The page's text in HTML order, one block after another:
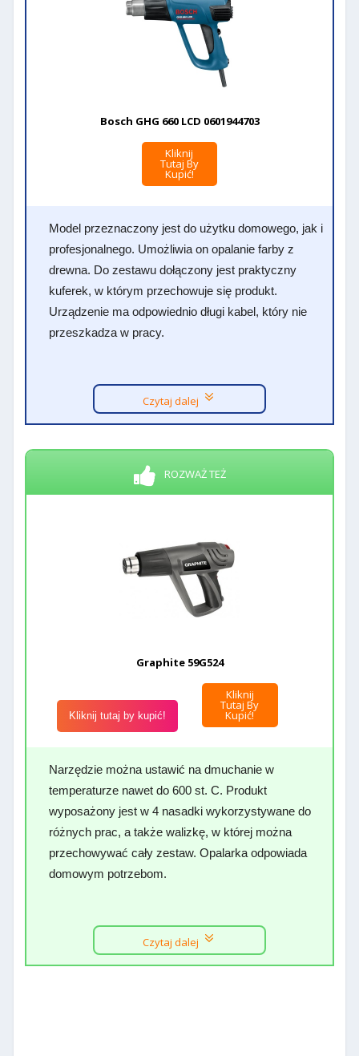
Bosch GHG 660 LCD 0601944703
Kliknij
Tutaj By
Kupić!
Model przeznaczony jest do użytku domowego, jak i
profesjonalnego. Umożliwia on opalanie farby z
drewna. Do zestawu dołączony jest praktyczny
kuferek, w którym przechowuje się produkt.
Urządzenie ma odpowiednio długi kabel, który nie
przeszkadza w pracy.
Czytaj dalej
ROZWAŻ TEŻ
Graphite 59G524
Kliknij tutaj by kupić!
Kliknij
Tutaj By
Kupić!
Narzędzie można ustawić na dmuchanie w
temperaturze nawet do 600 st. C. Produkt
wyposażony jest w 4 nasadki wykorzystywane do
różnych prac, a także walizkę, w której można
przechowywać cały zestaw. Opalarka odpowiada
domowym potrzebom.
Czytaj dalej